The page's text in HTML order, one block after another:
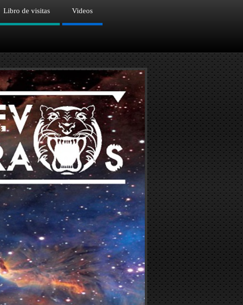
Libro de visitas Videos